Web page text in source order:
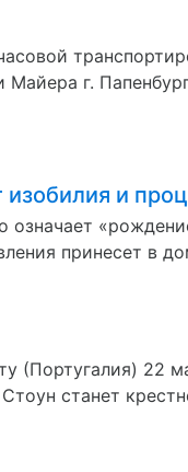
Майера г.
и
означает
принесет в
(Португалия) 22
станет